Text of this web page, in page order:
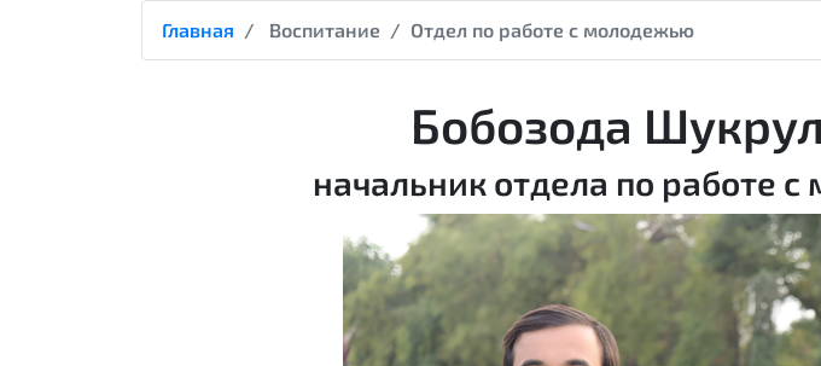
Главная Воспитание Отдел по работе с молодежью
Бобозода
начальник отдела по работе